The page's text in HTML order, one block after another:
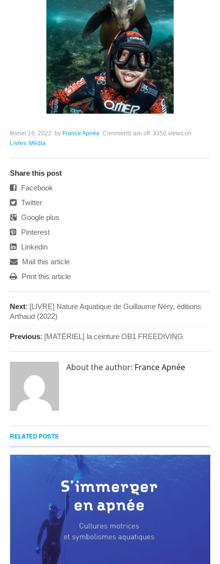
février 16, 2022 by France Apnée Comments are off 3350 views on
Livres, Média
Share this post
Facebook
Twitter
Google plus
Pinterest
Linkedin
Mail this article
Print this article
Next: [LIVRE] Nature Aquatique de Guillaume Néry, éditions
Arthaud (2022)
Previous: [MATÉRIEL] la ceinture OB1 FREEDIVING
About the author: France Apnée
RELATED POSTS